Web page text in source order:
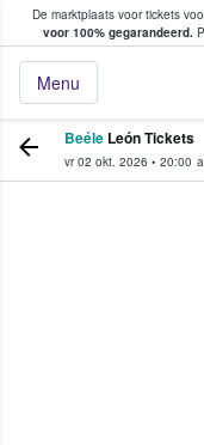
De marktplaats voor tickets
voor 100% gegarandeerd.
Menu
tickets
Beéle León Tickets
vr 02 okt. 2026 • 20:00